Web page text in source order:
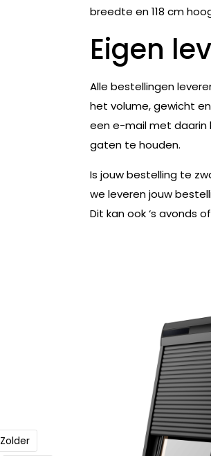
breedte en 118 cm
Eigen
Alle bestellingen
het volume, gewicht
een e-mail met daarin
gaten te houden.
Is jouw bestelling te
we leveren jouw
Dit kan ook ‘s avonds
Zolder